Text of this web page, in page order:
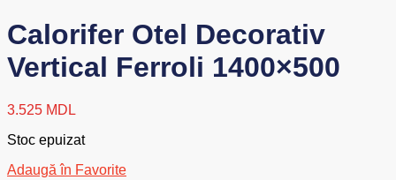
Calorifer Otel Decorativ
Vertical Ferroli 1400×500
3.525 MDL
Stoc epuizat
Adaugă în Favorite